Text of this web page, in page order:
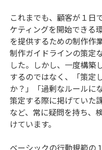
これまでも、顧客が１日
ケティングを開始できる
を提供するための制作作
制作ガイドラインの策定
した。しかし、一度構築
するのではなく、「策定
か？」「過剰なルールに
策定する際に掲げていた
など、常に疑問を持ち、
けています。
ベーシックの行動規範の